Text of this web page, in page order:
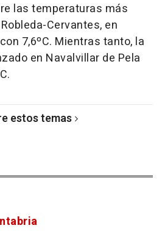
las temperaturas más
Cervantes, en
7,6ºC. Mientras tanto, la
en Navalvillar de Pela
estos temas